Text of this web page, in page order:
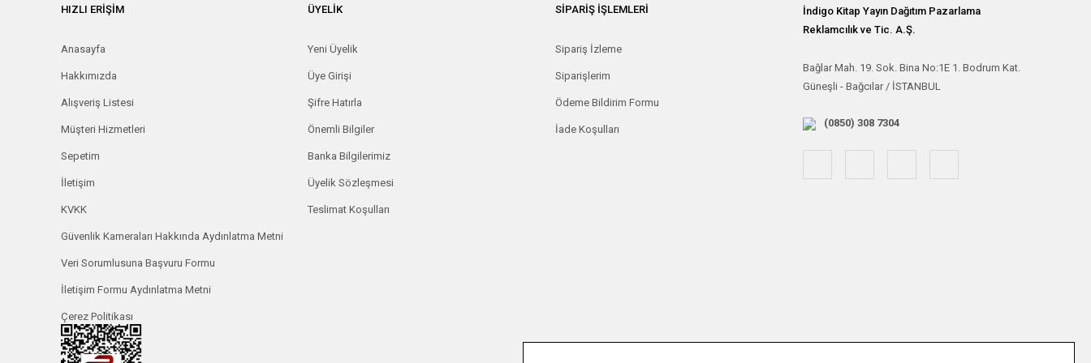
HIZLI ERİŞİM
Anasayfa
Hakkımızda
Alışveriş Listesi
Müşteri Hizmetleri
Sepetim
İletişim
KVKK
Güvenlik Kameraları Hakkında Aydınlatma Metni
Veri Sorumlusuna Başvuru Formu
İletişim Formu Aydınlatma Metni
Çerez Politikası
ÜYELİK
Yeni Üyelik
Üye Girişi
Şifre Hatırla
Önemli Bilgiler
Banka Bilgilerimiz
Üyelik Sözleşmesi
Teslimat Koşulları
SİPARİŞ İŞLEMLERİ
Sipariş İzleme
Siparişlerim
Ödeme Bildirim Formu
İade Koşulları
İndigo Kitap Yayın Dağıtım Pazarlama
Reklamcılık ve Tic. A.Ş.
Bağlar Mah. 19. Sok. Bina No:1E 1. Bodrum Kat.
Güneşli - Bağcılar / İSTANBUL
(0850) 308 7304